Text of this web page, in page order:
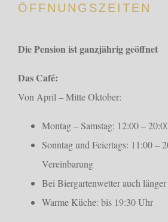
ÖFFNUNGSZEITEN
Die Pension ist ganzjährig geöffnet
Das Café:
Von April – Mitte Oktober:
Montag – Samstag: 12:00 –
Sonntag und Feiertags: 11:00 –
Vereinbarung
Bei Biergartenwetter auch länger
Warme Küche: bis 19:30 Uhr